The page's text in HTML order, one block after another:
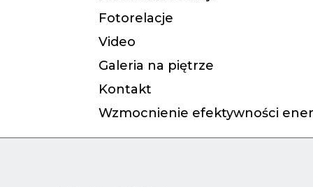
Fotorelacje
Video
Galeria na piętrze
Kontakt
Wzmocnienie efektywności